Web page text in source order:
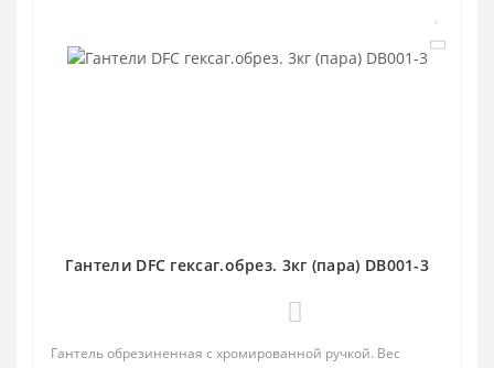
Гантели DFC гексаг.обрез. 3кг (пара) DB001-3
Гантель обрезиненная с хромированной ручкой. Вес